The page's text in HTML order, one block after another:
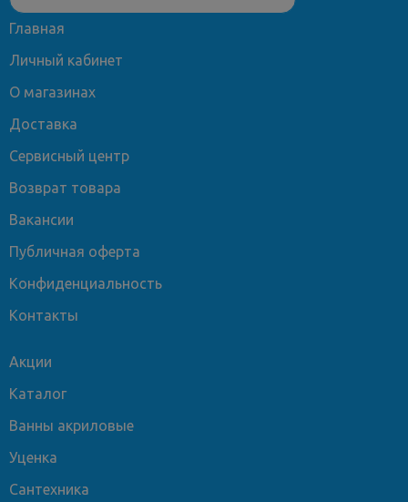
Главная
Личный кабинет
О магазинах
Доставка
Сервисный центр
Возврат товара
Вакансии
Публичная оферта
Конфиденциальность
Контакты
Акции
Каталог
Ванны акриловые
Уценка
Сантехника